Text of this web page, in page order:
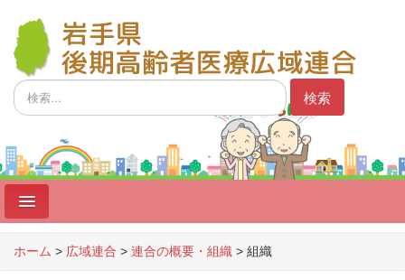
検
索...
検索
ホーム > 広域連合 > 連合の概要・組織 > 組織